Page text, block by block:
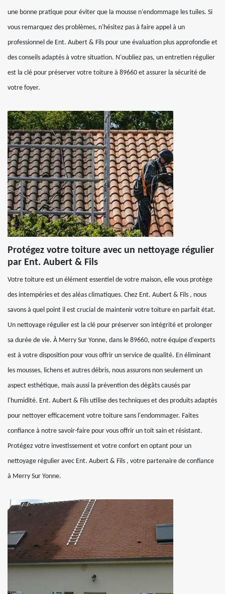
une bonne pratique pour éviter que la mousse n'endommage les tuiles. Si
vous remarquez des problèmes, n'hésitez pas à faire appel à un
professionnel de Ent. Aubert & Fils pour une évaluation plus approfondie et
des conseils adaptés à votre situation. N'oubliez pas, un entretien régulier
est la clé pour préserver votre toiture à 89660 et assurer la sécurité de
votre foyer.
Protégez votre toiture avec un nettoyage régulier
par Ent. Aubert & Fils
Votre toiture est un élément essentiel de votre maison, elle vous protège
des intempéries et des aléas climatiques. Chez Ent. Aubert & Fils , nous
savons à quel point il est crucial de maintenir votre toiture en parfait état.
Un nettoyage régulier est la clé pour préserver son intégrité et prolonger
sa durée de vie. À Merry Sur Yonne, dans le 89660, notre équipe d'experts
est à votre disposition pour vous offrir un service de qualité. En éliminant
les mousses, lichens et autres débris, nous assurons non seulement un
aspect esthétique, mais aussi la prévention des dégâts causés par
l'humidité. Ent. Aubert & Fils utilise des techniques et des produits adaptés
pour nettoyer efficacement votre toiture sans l'endommager. Faites
confiance à notre savoir-faire pour vous offrir un toit sain et résistant.
Protégez votre investissement et votre confort en optant pour un
nettoyage régulier avec Ent. Aubert & Fils , votre partenaire de confiance
à Merry Sur Yonne.